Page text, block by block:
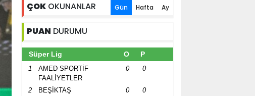
ÇOK OKUNANLAR Gün Hafta Ay
PUAN DURUMU
Süper Lig O P
1
AMED SPORTİF
FAALİYETLER
0 0
2 BEŞİKTAŞ 0
0